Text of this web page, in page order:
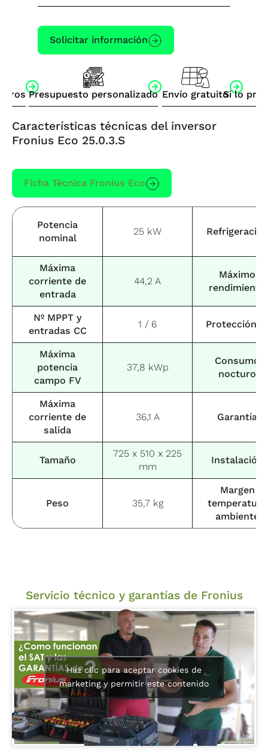
Solicitar información
Presupuesto personalizado Envío gratuitoSi lo
Características técnicas del inversor
Fronius Eco 25.0.3.S
Ficha Técnica Fronius Eco
Potencia
nominal
25 kW Refrigeración
Máxima
corriente de
entrada
44,2 A
Máximo
rendimiento
Nº MPPT y
entradas CC
1 / 6 Protección
Máxima
potencia
campo FV
37,8 kWp
Consumo
nocturo
Máxima
corriente de
salida
36,1 A Garantía
Tamaño
725 x 510 x 225
mm
Instalación
Peso 35,7 kg
Margen
temperatura
ambiente
Servicio técnico y garantías de Fronius
Haz clic para aceptar cookies de
marketing y permitir este contenido